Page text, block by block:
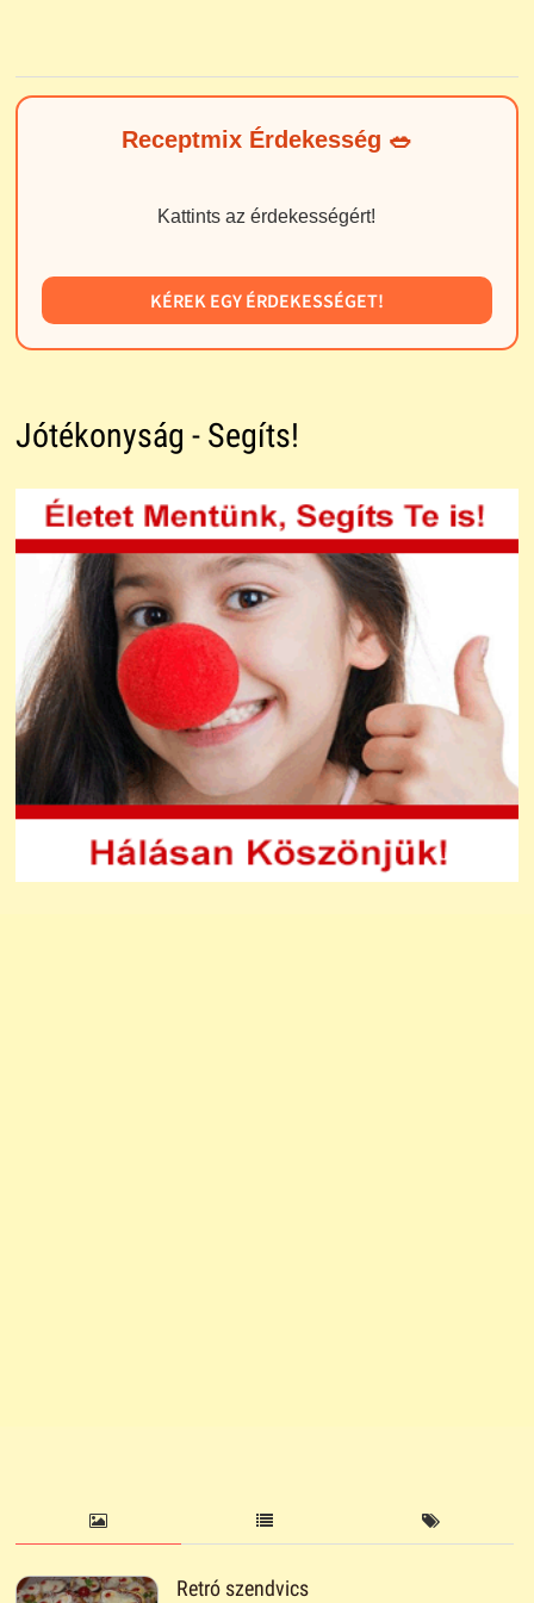
Receptmix Érdekesség 🥗
Kattints az érdekességért!
KÉREK EGY ÉRDEKESSÉGET!
Jótékonyság - Segíts!
Retró szendvics